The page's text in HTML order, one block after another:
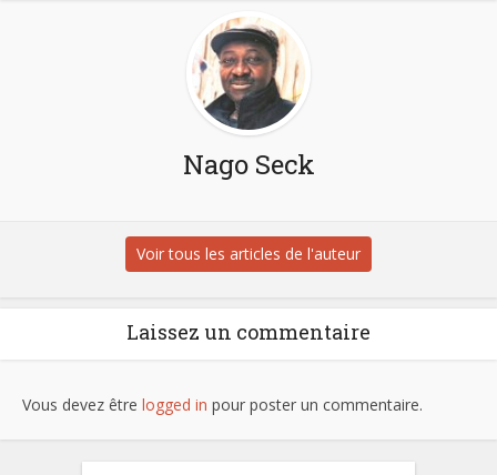
Nago Seck
Voir tous les articles de l'auteur
Laissez un commentaire
Vous devez être logged in pour poster un commentaire.